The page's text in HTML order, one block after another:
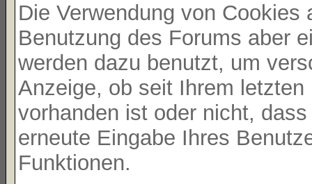
Die Verwendung von
Benutzung des Forums aber
werden dazu benutzt, um
Anzeige, ob seit Ihrem
vorhanden ist oder nicht,
erneute Eingabe Ihres
Funktionen.